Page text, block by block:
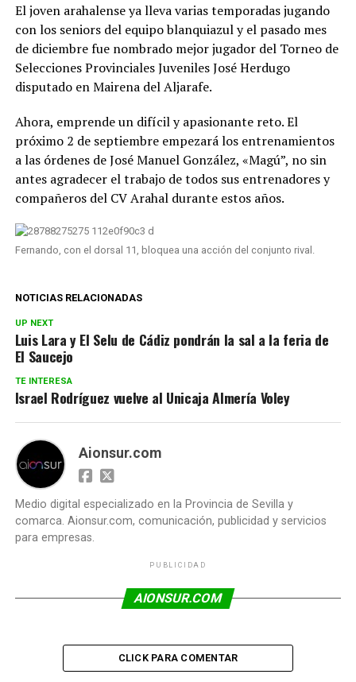
El joven arahalense ya lleva varias temporadas jugando
con los seniors del equipo blanquiazul y el pasado mes
de diciembre fue nombrado mejor jugador del Torneo de
Selecciones Provinciales Juveniles José Herdugo
disputado en Mairena del Aljarafe.
Ahora, emprende un difícil y apasionante reto. El
próximo 2 de septiembre empezará los entrenamientos
a las órdenes de José Manuel González, «Magú”, no sin
antes agradecer el trabajo de todos sus entrenadores y
compañeros del CV Arahal durante estos años.
Fernando, con el dorsal 11, bloquea una acción del conjunto rival.
NOTICIAS RELACIONADAS
UP NEXT
Luis Lara y El Selu de Cádiz pondrán la sal a la feria de
El Saucejo
TE INTERESA
Israel Rodríguez vuelve al Unicaja Almería Voley
Aionsur.com
Medio digital especializado en la Provincia de Sevilla y
comarca. Aionsur.com, comunicación, publicidad y servicios
para empresas.
PUBLICIDAD
AIONSUR.COM
CLICK PARA COMENTAR